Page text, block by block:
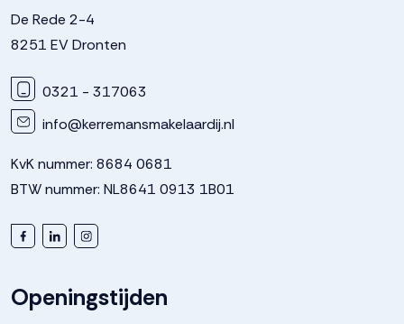
De Rede 2-4
8251 EV Dronten
0321 - 317063
info@kerremansmakelaardij.nl
KvK nummer: 8684 0681
BTW nummer: NL8641 0913 1B01
Openingstijden